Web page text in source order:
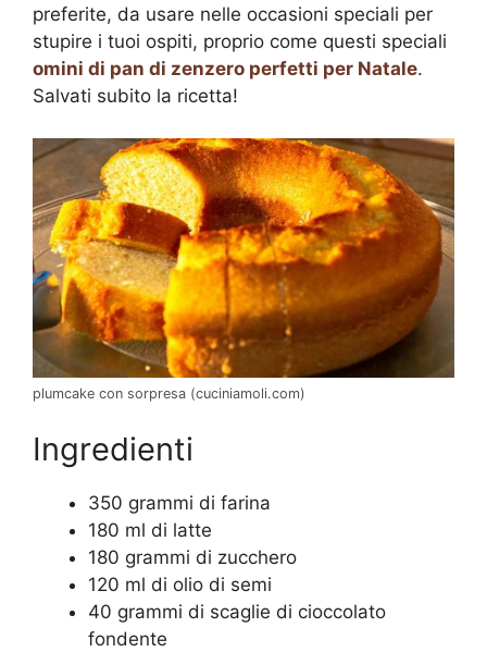
preferite, da usare nelle occasioni speciali per
stupire i tuoi ospiti, proprio come questi speciali
omini di pan di zenzero perfetti per Natale.
Salvati subito la ricetta!
plumcake con sorpresa (cuciniamoli.com)
Ingredienti
350 grammi di farina
180 ml di latte
180 grammi di zucchero
120 ml di olio di semi
40 grammi di scaglie di cioccolato
fondente